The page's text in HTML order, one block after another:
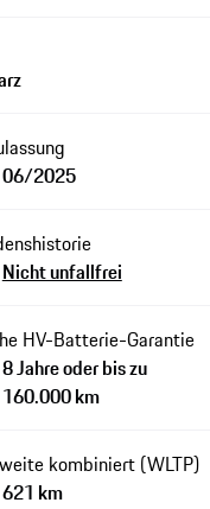
06/2025
Nicht unfallfrei
HV-Batterie-Garantie
8 Jahre oder bis zu
160.000 km
kombiniert (WLTP)
621 km